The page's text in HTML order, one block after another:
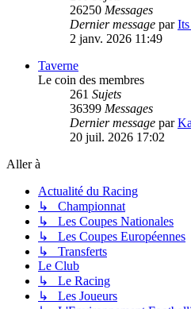
26250 Messages
Dernier message par
2 janv. 2026 11:49
Taverne
Le coin des membres
261 Sujets
36399 Messages
Dernier message par
20 juil. 2026 17:02
Aller à
Actualité du Racing
↳ Championnat
↳ Les Coupes Nationales
↳ Les Coupes Européennes
↳ Transferts
Le Club
↳ Le Racing
↳ Les Joueurs